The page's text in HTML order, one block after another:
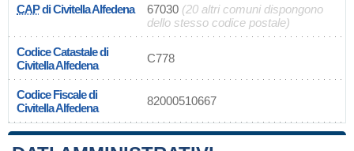
CAPdi Civitella Alfedena 67030 (20 altri comuni dispongono
dello stesso codice postale)
Codice Catastale di
Civitella Alfedena
C778
Codice Fiscale di
Civitella Alfedena
82000510667